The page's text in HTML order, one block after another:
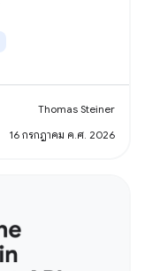
Thomas Steiner
16 กรกฎาคม ค.ศ. 2026